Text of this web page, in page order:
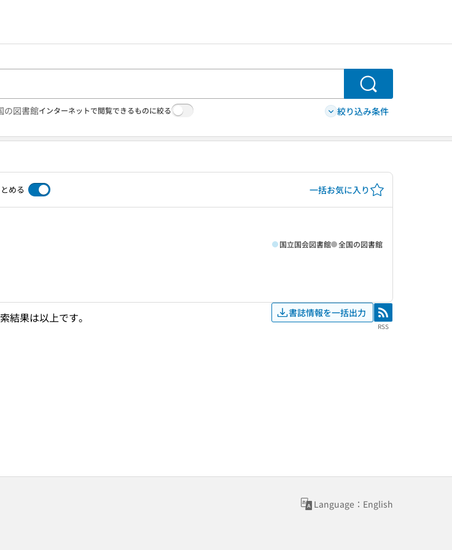
検索
の図書館インターネットで閲覧できるものに絞る 絞り込み条件
める 一括お気に入り
国立国会図書館 全国の図書館
結果は以上です。 書誌情報を一括出力 RSS
RSS
Language：English